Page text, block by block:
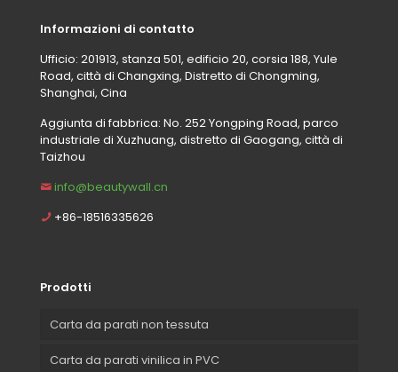
Informazioni di contatto
Ufficio: 201913, stanza 501, edificio 20, corsia 188, Yule
Road, città di Changxing, Distretto di Chongming,
Shanghai, Cina
Aggiunta di fabbrica: No. 252 Yongping Road, parco
industriale di Xuzhuang, distretto di Gaogang, città di
Taizhou
info@beautywall.cn
+86-18516335626
Prodotti
Carta da parati non tessuta
Carta da parati vinilica in PVC